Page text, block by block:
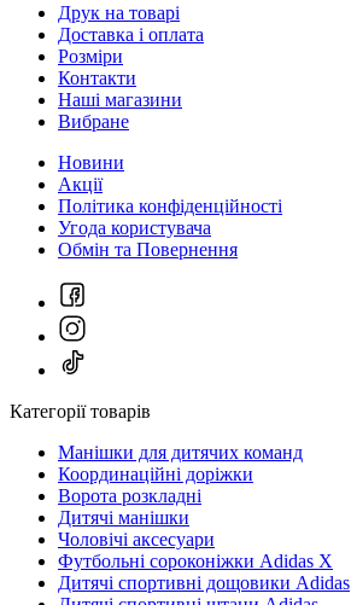
Друк на товарі
Доставка і оплата
Розміри
Контакти
Наші магазини
Вибране
Новини
Акції
Політика конфіденційності
Угода користувача
Обмін та Повернення
Категорії товарів
Манішки для дитячих команд
Координаційні доріжки
Ворота розкладні
Дитячі манішки
Чоловічі аксесуари
Футбольні сороконіжки Adidas X
Дитячі спортивні дощовики Adidas